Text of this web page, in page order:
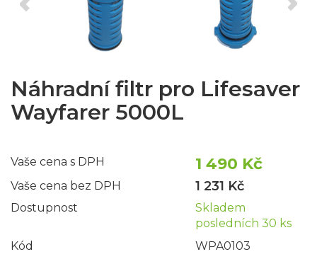
Náhradní filtr pro Lifesaver
Wayfarer 5000L
Vaše cena s DPH 1 490 Kč
Vaše cena bez DPH 1 231 Kč
Dostupnost
Skladem
posledních 30 ks
Kód
WPA0103